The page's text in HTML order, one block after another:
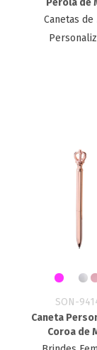
Pérola de
Canetas
SON-
Caneta
Coroa de